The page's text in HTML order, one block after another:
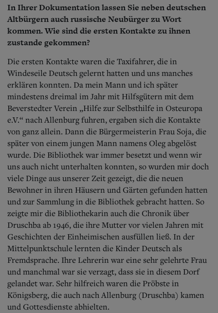
In Ihrer Dokumentation lassen Sie neben deutschen
Altbürgern auch russische Neubürger zu Wort
kommen. Wie sind die ersten Kontakte zu ihnen
zustande gekommen?
Die ersten Kontakte waren die Taxifahrer, die in
Windeseile Deutsch gelernt hatten und uns manches
erklären konnten. Da mein Mann und ich später
mindestens dreimal im Jahr mit Hilfsgütern mit dem
Beverstedter Verein „Hilfe zur Selbsthilfe in Osteuropa
e.V.“ nach Allenburg fuhren, ergaben sich die Kontakte
von ganz allein. Dann die Bürgermeisterin Frau Soja, die
später von einem jungen Mann namens Oleg abgelöst
wurde. Die Bibliothek war immer besetzt und wenn wir
uns auch nicht unterhalten konnten, so wurden mir doch
viele Dinge aus unserer Zeit gezeigt, die die neuen
Bewohner in ihren Häusern und Gärten gefunden hatten
und zur Sammlung in die Bibliothek gebracht hatten. So
zeigte mir die Bibliothekarin auch die Chronik über
Druschba ab 1946, die ihre Mutter vor vielen Jahren mit
Geschichten der Einheimischen ausfüllen ließ. In der
Mittelpunktschule lernten die Kinder Deutsch als
Fremdsprache. Ihre Lehrerin war eine sehr gelehrte Frau
und manchmal war sie verzagt, dass sie in diesem Dorf
gelandet war. Sehr hilfreich waren die Pröbste in
Königsberg, die auch nach Allenburg (Druschba) kamen
und Gottesdienste abhielten.